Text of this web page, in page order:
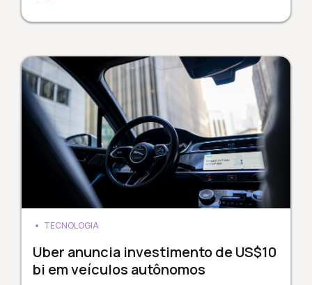
TECNOLOGIA
Uber anuncia investimento de US$10
bi em veículos autônomos